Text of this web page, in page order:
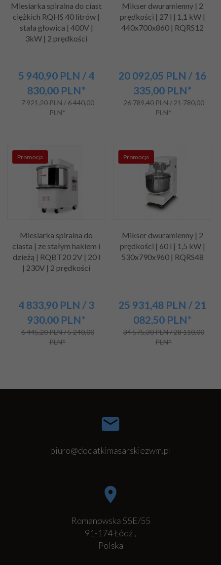
Miesiarka spiralna do ciast
ciężkich RQHS 40 litrów |
stała głowica | 400V |
3kW | 2 prędkości
5 940,90 PLN / 4
830,00 PLN*
7 921,20 PLN / 6 440,00
PLN*
Mikser dwuramienny | 2
prędkości | 27 l | 1,1 kW |
440x700x860 | RQRS12
20 092,05 PLN / 16
335,00 PLN*
26 789,40 PLN / 21 780,00
PLN*
Promocja
Miesiarka spiralna do
ciasta | ze stałym hakiem i
dzieżą | RQBT20 2V | 20 l
| 230V | 2 prędkości
4 833,90 PLN / 3
930,00 PLN*
6 445,20 PLN / 5 240,00
PLN*
Promocja
Mikser dwuramienny | 2
prędkości | 60 l | 1,5 kW |
530x790x960 | RQRS48
25 931,48 PLN / 21
082,50 PLN*
34 575,30 PLN / 28 110,00
PLN*
biuro@dodatkimasarskiezwm.pl
Romanowska 55E/55
91-174Łódź,
Polska